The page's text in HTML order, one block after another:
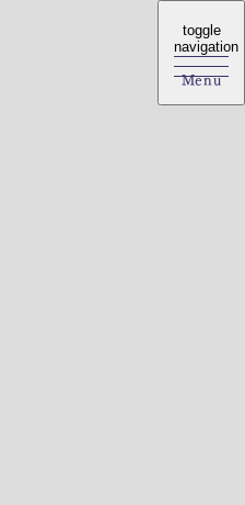
toggle
navigation
Menu
toggle
navigation
Menu